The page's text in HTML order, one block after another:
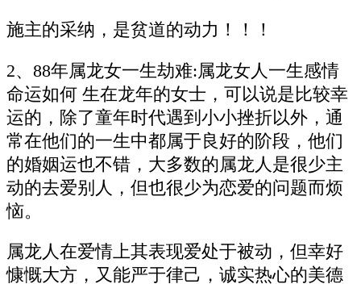
施主的采纳，是贫道的动力！！！
2、88年属龙女一生劫难:属龙女人一生感情
命运如何 生在龙年的女士，可以说是比较幸
运的，除了童年时代遇到小小挫折以外，通
常在他们的一生中都属于良好的阶段，他们
的婚姻运也不错，大多数的属龙人是很少主
动的去爱别人，但也很少为恋爱的问题而烦
恼。
属龙人在爱情上其表现爱处于被动，但幸好
慷慨大方，又能严于律己，诚实热心的美德